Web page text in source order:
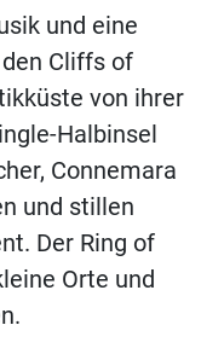
und eine
Cliffs of
von ihrer
Halbinsel
Connemara
und stillen
Der Ring of
Orte und